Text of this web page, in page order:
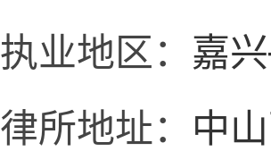
执业地区： 嘉
律所地址： 中